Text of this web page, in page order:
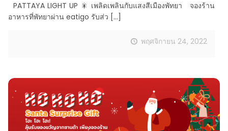
PATTAYA LIGHT UP 🎇 เพลิดเพลินกับแสงสีเมืองพัทยา จองร้าน
อาหารที่พัทยาผ่าน eatigo รับส่ว […]
พฤศจิกายน 24, 2022